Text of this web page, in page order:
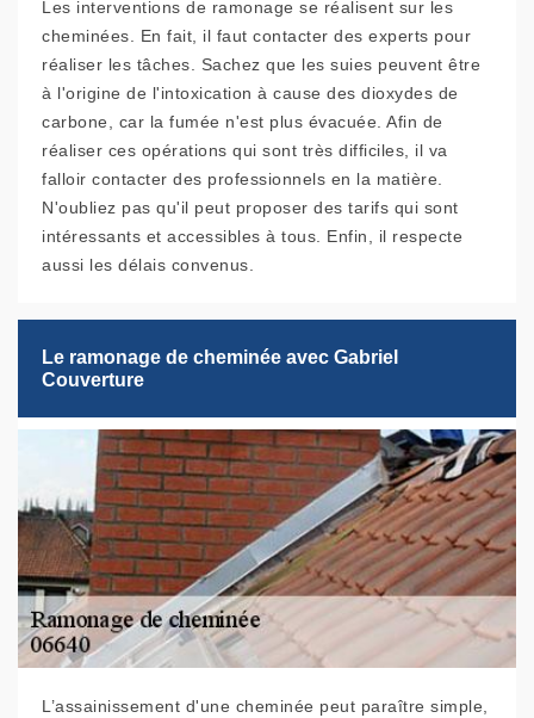
Les interventions de ramonage se réalisent sur les
cheminées. En fait, il faut contacter des experts pour
réaliser les tâches. Sachez que les suies peuvent être
à l'origine de l'intoxication à cause des dioxydes de
carbone, car la fumée n'est plus évacuée. Afin de
réaliser ces opérations qui sont très difficiles, il va
falloir contacter des professionnels en la matière.
N'oubliez pas qu'il peut proposer des tarifs qui sont
intéressants et accessibles à tous. Enfin, il respecte
aussi les délais convenus.
Le ramonage de cheminée avec Gabriel
Couverture
L’assainissement d'une cheminée peut paraître simple,